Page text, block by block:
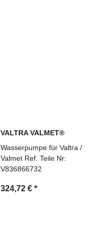
VALTRA VALMET®
Wasserpumpe für Valtra /
Valmet Ref. Teile Nr:
V836866732
324,72 € *